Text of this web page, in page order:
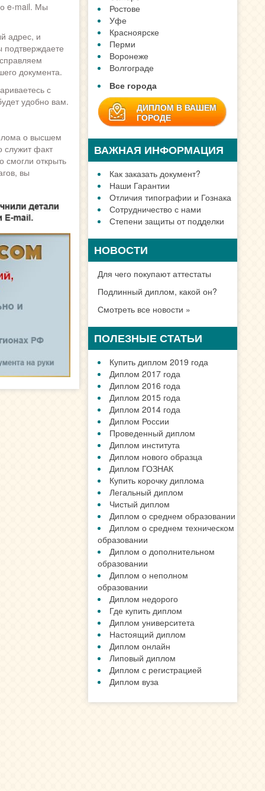
e-mail. Мы
адрес, и
подтверждаете
документа.
с
удобно вам.
о высшем
служит факт
смогли открыть
вы
ЗАДАТЬ ВОПРОС
ДИПЛОМ В ГОРОДЕ
Москве
Санкт-Петербург
Новосибирске
Екатеринбурге
Нижний Новгород
Казани
Омске
Самаре
Ростове
Уфе
Красноярске
Перми
Воронеже
Волгограде
Все города
ДИПЛОМ В ВАШЕМ
ГОРОДЕ
ВАЖНАЯ ИНФОРМАЦИЯ
Как заказать документ?
Наши Гарантии
Отличия типографии и Гознака
Сотрудничество с нами
Степени защиты от подделки
НОВОСТИ
Для чего покупают аттестаты
Подлинный диплом, какой он?
Смотреть все новости »
ПОЛЕЗНЫЕ СТАТЬИ